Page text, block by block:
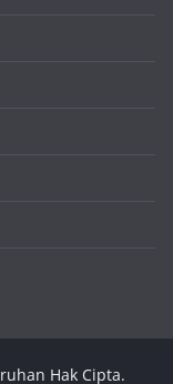
Hak Cipta.